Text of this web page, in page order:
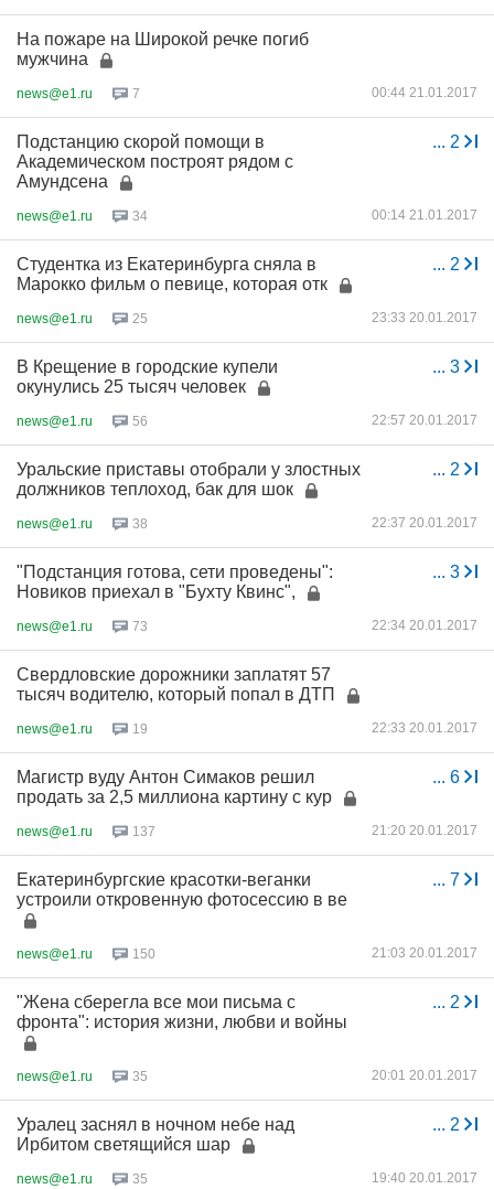
На пожаре на Широкой речке погиб
мужчина
news@e1.ru 7 00:44 21.01.2017
... 2
Подстанцию скорой помощи в
Академическом построят рядом с
Амундсена
news@e1.ru 34 00:14 21.01.2017
... 2
Студентка из Екатеринбурга сняла в
Марокко фильм о певице, которая отк
news@e1.ru 25 23:33 20.01.2017
... 3
В Крещение в городские купели
окунулись 25 тысяч человек
news@e1.ru 56 22:57 20.01.2017
... 2
Уральские приставы отобрали у злостных
должников теплоход, бак для шок
news@e1.ru 38 22:37 20.01.2017
... 3
"Подстанция готова, сети проведены":
Новиков приехал в "Бухту Квинс",
news@e1.ru 73 22:34 20.01.2017
Свердловские дорожники заплатят 57
тысяч водителю, который попал в ДТП
news@e1.ru 19 22:33 20.01.2017
... 6
Магистр вуду Антон Симаков решил
продать за 2,5 миллиона картину с кур
news@e1.ru 137 21:20 20.01.2017
... 7
Екатеринбургские красотки-веганки
устроили откровенную фотосессию в ве
news@e1.ru 150 21:03 20.01.2017
... 2
"Жена сберегла все мои письма с
фронта": история жизни, любви и войны
news@e1.ru 35 20:01 20.01.2017
... 2
Уралец заснял в ночном небе над
Ирбитом светящийся шар
news@e1.ru 35 19:40 20.01.2017